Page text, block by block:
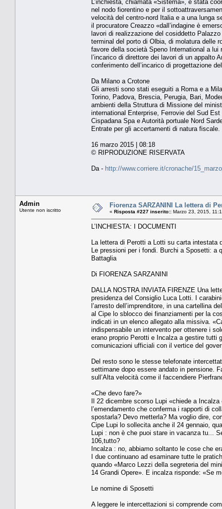
L’inchiesta, chiamata «Sistema», è stata
nel nodo fiorentino e per il
velocità del centro-nord Italia e a una lunga
il procuratore Creazzo «dall’indagine è
lavori di realizzazione del cosiddetto
terminal del porto di Olbia, di molatura delle
favore della società Speno International a
l’incarico di direttore dei lavori di un appalto
conferimento dell’incarico di progettazione
Da Milano a Crotone
Gli arresti sono stati eseguiti a Roma e a
Torino, Padova, Brescia, Perugia, Bari,
ambienti della Struttura di Missione del
international Enterprise, Ferrovie del Sud
Cispadana Spa e Autorità portuale Nord
Entrate per gli accertamenti di natura fiscale.
16 marzo 2015 | 08:18
© RIPRODUZIONE RISERVATA
Da - http://www.corriere.it/cronache/
Admin
Utente non iscritto
Fiorenza SARZANINI La lettera di
« Risposta #227 inserito:: Marzo 23, 2015,
L’INCHIESTA: I DOCUMENTI
La lettera di Perotti a Lotti su carta intestata
Le pressioni per i fondi. Burchi a Sposetti: a
Battaglia
Di FIORENZA SARZANINI
DALLA NOSTRA INVIATA FIRENZE Una
presidenza del Consiglio Luca Lotti. I
l’arresto dell’imprenditore, in una cartellina
al Cipe lo sblocco dei finanziamenti per la
indicati in un elenco allegato alla missiva.
indispensabile un intervento per ottenere i
erano proprio Perotti e Incalza a gestire tutti
comunicazioni ufficiali con il vertice del
Del resto sono le stesse telefonate
settimane dopo essere andato in pensione.
sull’Alta velocità come il faccendiere
«Che devo fare?»
Il 22 dicembre scorso Lupi «chiede a
l’emendamento che conferma i rapporti di
spostarla? Devo metterla? Ma voglio dire,
Cipe Lupi lo sollecita anche il 24 gennaio,
Lupi : non è che puoi stare in vacanza tu...
106,tutto?
Incalza : no, abbiamo soltanto le cose che
I due continuano ad esaminare tutte le
quando «Marco Lezzi della segreteria del
14 Grandi Opere». E incalza risponde: «Se
Le nomine di Sposetti
A leggere le intercettazioni si comprende